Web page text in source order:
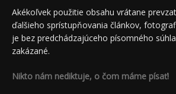
Akékoľvek použitie obsahu vrátane
ďalšieho sprístupňovania článkov,
je bez predchádzajúceho písomného
zakázané.
Nikto nám nediktuje, o čom máme písať!